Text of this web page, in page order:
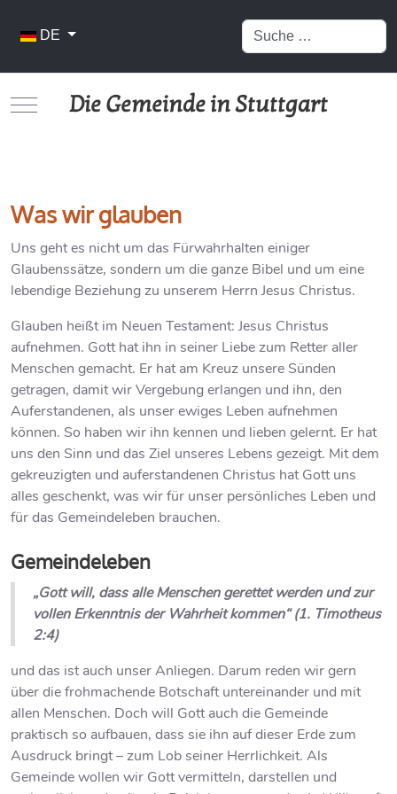
Sprache auswählen
DE
Suchen
Mobile Menu Toggle
Die Gemeinde in Stuttgart
Was wir glauben
Uns geht es nicht um das Fürwahrhalten einiger
Glaubenssätze, sondern um die ganze Bibel und um eine
lebendige Beziehung zu unserem Herrn Jesus Christus.
Glauben heißt im Neuen Testament: Jesus Christus
aufnehmen. Gott hat ihn in seiner Liebe zum Retter aller
Menschen gemacht. Er hat am Kreuz unsere Sünden
getragen, damit wir Vergebung erlangen und ihn, den
Auferstandenen, als unser ewiges Leben aufnehmen
können. So haben wir ihn kennen und lieben gelernt. Er hat
uns den Sinn und das Ziel unseres Lebens gezeigt. Mit dem
gekreuzigten und auferstandenen Christus hat Gott uns
alles geschenkt, was wir für unser persönliches Leben und
für das Gemeindeleben brauchen.
Gemeindeleben
„Gott will, dass alle Menschen gerettet werden und zur
vollen Erkenntnis der Wahrheit kommen“ (1. Timotheus
2:4)
und das ist auch unser Anliegen. Darum reden wir gern
über die frohmachende Botschaft untereinander und mit
allen Menschen. Doch will Gott auch die Gemeinde
praktisch so aufbauen, dass sie ihn auf dieser Erde zum
Ausdruck bringt – zum Lob seiner Herrlichkeit. Als
Gemeinde wollen wir Gott vermitteln, darstellen und